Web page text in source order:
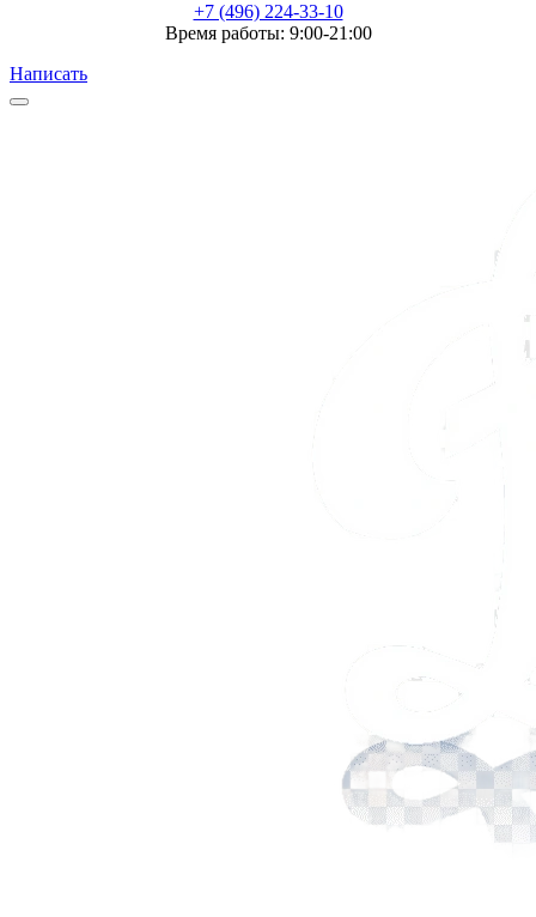
+7 (496) 224-33-10
Время работы: 9:00-21:00
Написать